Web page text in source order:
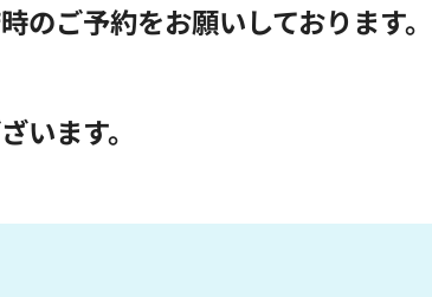
ご予約をお願いしております。
います。